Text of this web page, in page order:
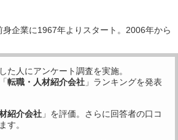
企業に1967年よりスタート。2006年から
た 人にアンケート調査を実施。
転職・人材紹介会社 」ランキングを発表
紹介会社 」を評価。さらに回答者の口コ
す。